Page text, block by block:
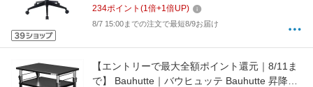
234ポイント (1倍+1倍UP)
8/7 15:00までの注文で最短8/9お届け
【エントリーで最大全額ポイント還元｜8/11ま
で】 Bauhutte｜バウヒュッテ Bauhutte 昇降式